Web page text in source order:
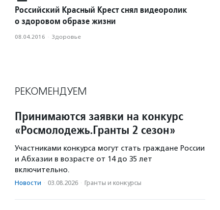
Российский Красный Крест снял видеоролик
о здоровом образе жизни
08.04.2016 · Здоровье
РЕКОМЕНДУЕМ
Принимаются заявки на конкурс
«Росмолодежь.Гранты 2 сезон»
Участниками конкурса могут стать граждане России
и Абхазии в возрасте от 14 до 35 лет
включительно.
Новости · 03.08.2026 · Гранты и конкурсы